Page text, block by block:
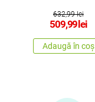
632,99 lei
509,99 lei
Adaugă în coș